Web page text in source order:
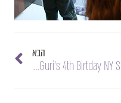
הבא
I am 4 !!! | Guri's 4th Birtday NY Style